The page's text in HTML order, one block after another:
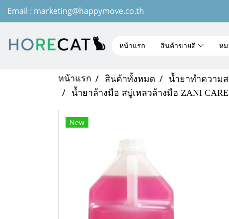
Email : marketing@happymove.co.th
หน้าแรก สินค้าขายดี ห
หน้าแรก สินค้าทั้งหมด
น้ำยาทำความ
น้ำยาล้างมือ สบู่เหลวล้างมือ ZANI
New